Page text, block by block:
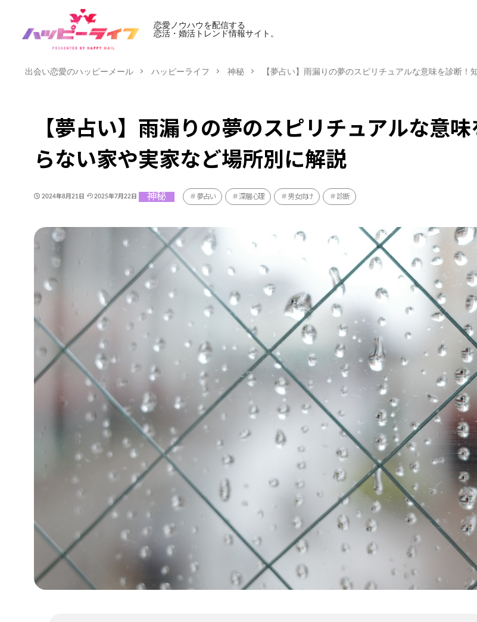
恋愛ノウハウを配信する
恋活・婚活トレンド情報サイト。
出会い恋愛のハッピーメール ハッピーライフ 神秘 【夢占い】雨漏りの夢のスピリチュアルな意味を診断！
【夢占い】雨漏りの夢のスピリチュアルな意味
らない家や実家など場所別に解説
2024年8月21日 2025年7月22日 神秘 夢占い 深層心理 男女向け 診断